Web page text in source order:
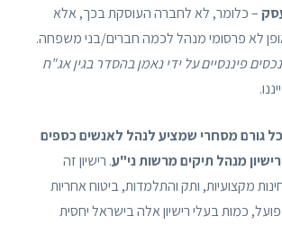
– כלומר, לא לחברה העוסקת בכך, אלא
לא פרסומי מנהל לכמה חברים/בני משפחה.
פיננסיים על ידי נאמן בהסדר בגין אג"ח
כל גורם מסחרי שמציע לנהל לאנשים כספים
מנהל תיקים מרשות ני"ע. רישיון זה
מקצועיות, ותק והתלמדות, ביטוח אחריות
כמות בעלי רישיון אלה בישראל יחסית